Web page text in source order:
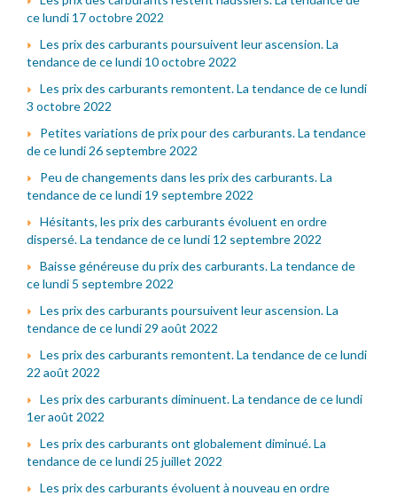
ce lundi 17 octobre 2022
Les prix des carburants poursuivent leur ascension. La
tendance de ce lundi 10 octobre 2022
Les prix des carburants remontent. La tendance de ce lundi
3 octobre 2022
Petites variations de prix pour des carburants. La tendance
de ce lundi 26 septembre 2022
Peu de changements dans les prix des carburants. La
tendance de ce lundi 19 septembre 2022
Hésitants, les prix des carburants évoluent en ordre
dispersé. La tendance de ce lundi 12 septembre 2022
Baisse généreuse du prix des carburants. La tendance de
ce lundi 5 septembre 2022
Les prix des carburants poursuivent leur ascension. La
tendance de ce lundi 29 août 2022
Les prix des carburants remontent. La tendance de ce lundi
22 août 2022
Les prix des carburants diminuent. La tendance de ce lundi
1er août 2022
Les prix des carburants ont globalement diminué. La
tendance de ce lundi 25 juillet 2022
Les prix des carburants évoluent à nouveau en ordre